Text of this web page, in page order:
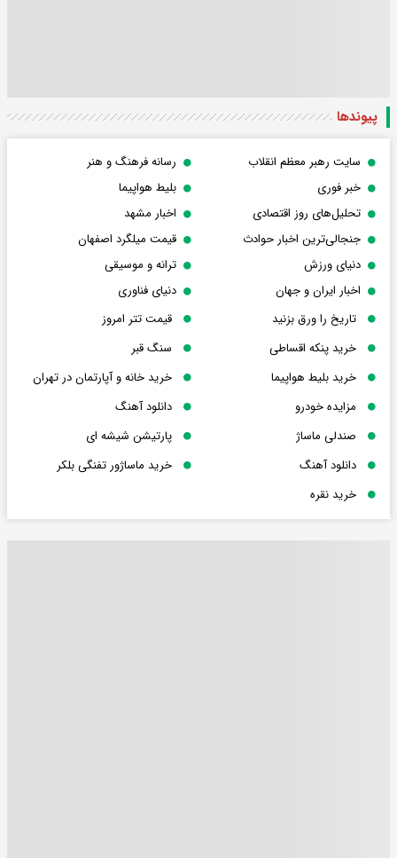
پیوندها
سایت رهبر معظم انقلاب
رسانه فرهنگ و هنر
خبر فوری
بلیط هواپیما
تحلیل‌های روز اقتصادی
اخبار مشهد
جنجالی‌ترین اخبار حوادث
قیمت میلگرد اصفهان
دنیای ورزش
ترانه و موسیقی
اخبار ایران و جهان
دنیای فناوری
تاریخ را ورق بزنید
قیمت تتر امروز
خرید پنکه اقساطی
سنگ قبر
خرید بلیط هواپیما
خرید خانه و آپارتمان در تهران
مزایده خودرو
دانلود آهنگ
صندلی ماساژ
پارتیشن شیشه ای
دانلود آهنگ
خرید ماساژور تفنگی بلکر
خرید نقره